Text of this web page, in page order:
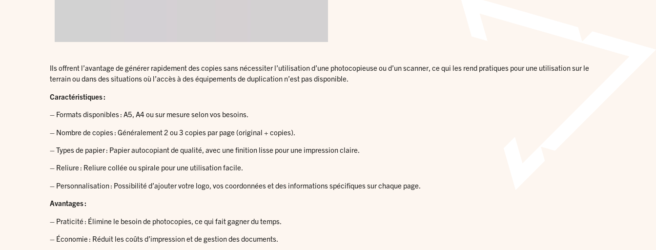
Ils offrent l’avantage de générer rapidement des copies sans nécessiter l’utilisation d’une photocopieuse ou d’un scanner, ce qui les rend pratiques pour une utilisation sur le
terrain ou dans des situations où l’accès à des équipements de duplication n’est pas disponible.
Caractéristiques :
– Formats disponibles : A5, A4 ou sur mesure selon vos besoins.
– Nombre de copies : Généralement 2 ou 3 copies par page (original + copies).
– Types de papier : Papier autocopiant de qualité, avec une finition lisse pour une impression claire.
– Reliure : Reliure collée ou spirale pour une utilisation facile.
– Personnalisation : Possibilité d’ajouter votre logo, vos coordonnées et des informations spécifiques sur chaque page.
Avantages :
– Praticité : Élimine le besoin de photocopies, ce qui fait gagner du temps.
– Économie : Réduit les coûts d’impression et de gestion des documents.